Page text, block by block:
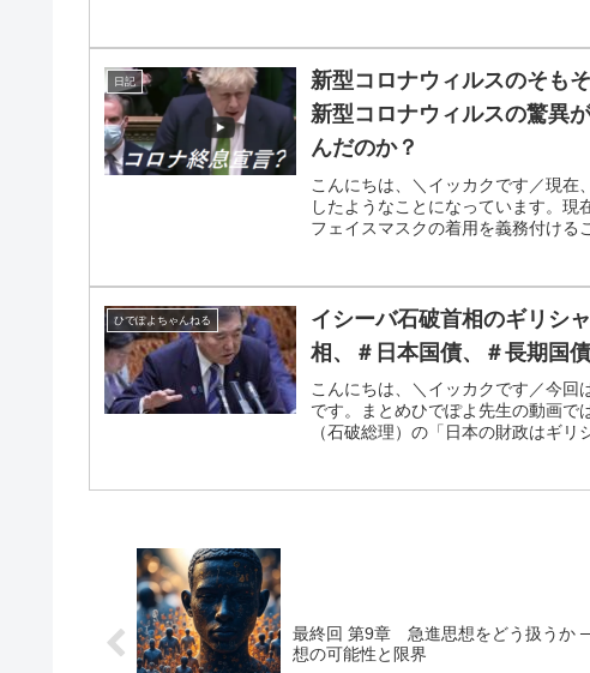
日記
新型コロナウィルスのそも
新型コロナウィルスの驚異
んだのか？
こんにちは、＼イッカクです／現在
したようなことになっています。
フェイスマスクの着用を義務付ける
ひでぽよちゃんねる
イシーバ石破首相のギリシ
相、＃日本国債、＃長期国
こんにちは、＼イッカクです／今回
です。まとめひでぽよ先生の動画で
（石破総理）の「日本の財政はギ
最終回 第9章 急進思想をどう扱うか
想の可能性と限界